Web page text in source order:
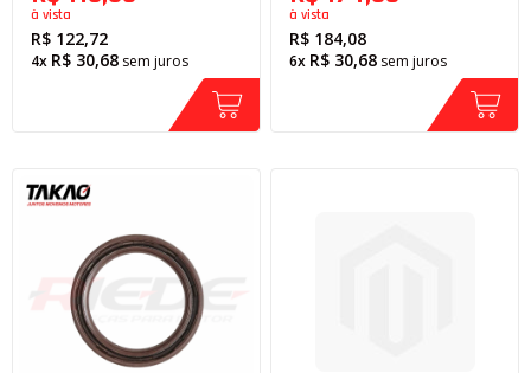
R$ 122,72
à vista
4x R$ 30,68 sem juros
R$ 184,08
à vista
6x R$ 30,68 sem juros